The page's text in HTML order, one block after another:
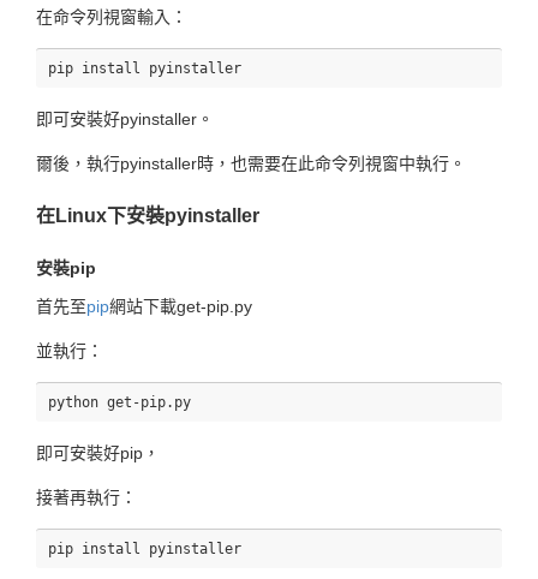
在命令列視窗輸入：
即可安裝好pyinstaller。
爾後，執行pyinstaller時，也需要在此命令列視窗中執行。
在Linux下安裝pyinstaller
安裝pip
首先至pip網站下載get-pip.py
並執行：
即可安裝好pip，
接著再執行：